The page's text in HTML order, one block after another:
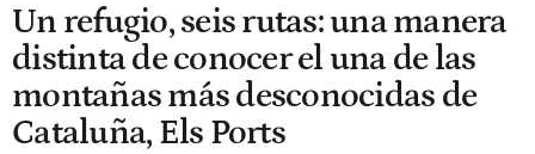
Un refugio, seis rutas: una manera
distinta de conocer el una de las
montañas más desconocidas de
Cataluña, Els Ports